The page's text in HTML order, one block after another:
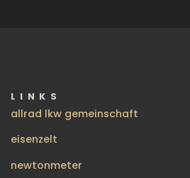
LINKS
allrad lkw gemeinschaft
eisenzelt
newtonmeter